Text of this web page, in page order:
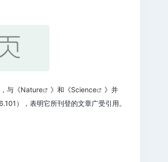
与《Nature 》和《Science
》并
），表明它所刊登的文章广受引用。